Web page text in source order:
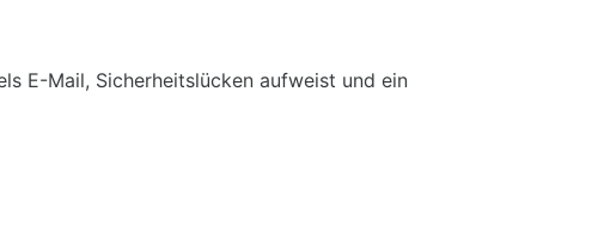
E-Mail, Sicherheitslücken aufweist und ein